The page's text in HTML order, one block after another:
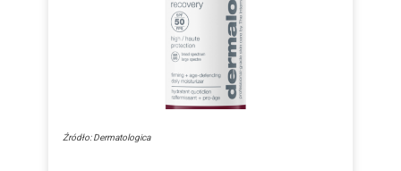
Źródło: Dermatologica